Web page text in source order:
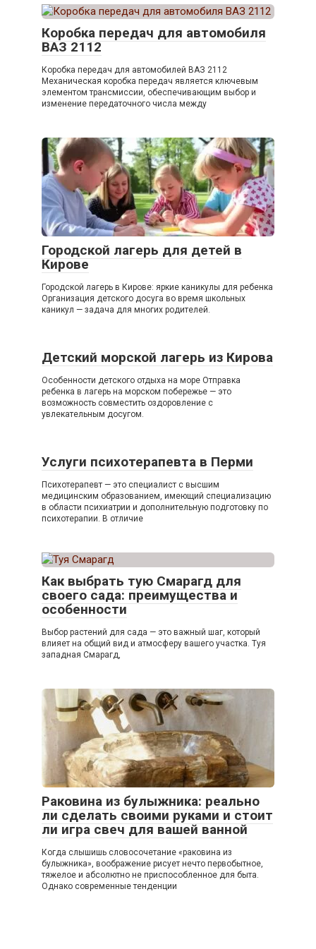
Коробка передач для автомобиля
ВАЗ 2112
Коробка передач для автомобилей ВАЗ 2112
Механическая коробка передач является ключевым
элементом трансмиссии, обеспечивающим выбор и
изменение передаточного числа между
Городской лагерь для детей в
Кирове
Городской лагерь в Кирове: яркие каникулы для ребенка
Организация детского досуга во время школьных
каникул — задача для многих родителей.
Детский морской лагерь из Кирова
Особенности детского отдыха на море Отправка
ребенка в лагерь на морском побережье — это
возможность совместить оздоровление с
увлекательным досугом.
Услуги психотерапевта в Перми
Психотерапевт — это специалист с высшим
медицинским образованием, имеющий специализацию
в области психиатрии и дополнительную подготовку по
психотерапии. В отличие
Как выбрать тую Смарагд для
своего сада: преимущества и
особенности
Выбор растений для сада — это важный шаг, который
влияет на общий вид и атмосферу вашего участка. Туя
западная Смарагд,
Раковина из булыжника: реально
ли сделать своими руками и стоит
ли игра свеч для вашей ванной
Когда слышишь словосочетание «раковина из
булыжника», воображение рисует нечто первобытное,
тяжелое и абсолютно не приспособленное для быта.
Однако современные тенденции